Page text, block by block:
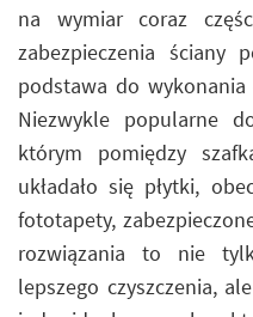
na wymiar coraz
zabezpieczenia ściany
podstawa do wykonania
Niezwykle popularne
którym pomiędzy
układało się płytki,
fototapety,
rozwiązania to nie
lepszego czyszczenia,